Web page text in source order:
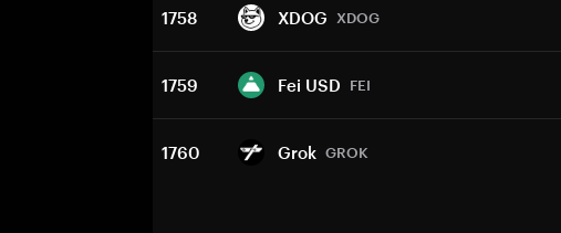
1758 XDOG XDOG
1759 Fei USD FEI
1760 Grok GROK